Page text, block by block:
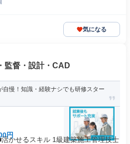
気になる
監督・設計・CAD
自慢！知識・経験ナシでも研修スター
円
かせるスキル 1級建築施工管理技士